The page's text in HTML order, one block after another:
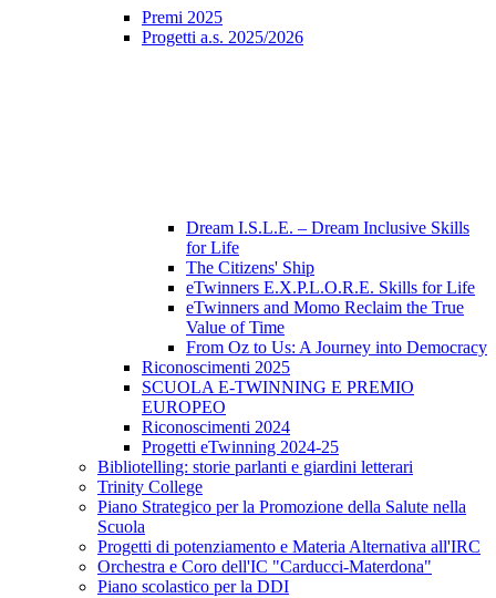
Premi 2025
Progetti a.s. 2025/2026
Dream I.S.L.E. – Dream Inclusive Skills
for Life
The Citizens' Ship
eTwinners E.X.P.L.O.R.E. Skills for Life
eTwinners and Momo Reclaim the True
Value of Time
From Oz to Us: A Journey into Democracy
Riconoscimenti 2025
SCUOLA E-TWINNING E PREMIO
EUROPEO
Riconoscimenti 2024
Progetti eTwinning 2024-25
Bibliotelling: storie parlanti e giardini letterari
Trinity College
Piano Strategico per la Promozione della Salute nella
Scuola
Progetti di potenziamento e Materia Alternativa all'IRC
Orchestra e Coro dell'IC "Carducci-Materdona"
Piano scolastico per la DDI